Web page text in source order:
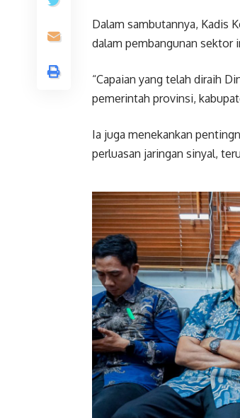
Dalam sambutannya, Kadis
dalam pembangunan sektor
“Capaian yang telah diraih
pemerintah provinsi,
Ia juga menekankan
perluasan jaringan sinyal,